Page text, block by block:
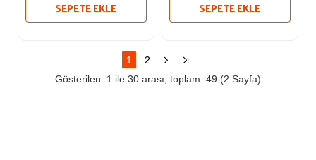
SEPETE EKLE
SEPETE EKLE
1
2
Gösterilen: 1 ile 30 arası, toplam: 49 (2 Sayfa)